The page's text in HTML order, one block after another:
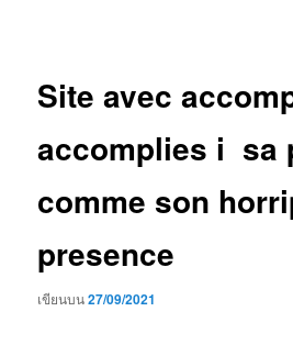
Site avec
accomplies i sa
comme son
presence
เขียนบน27/09/2021